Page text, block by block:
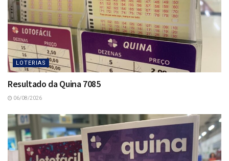
LOTERIAS
Resultado da Quina 7085
06/08/2026